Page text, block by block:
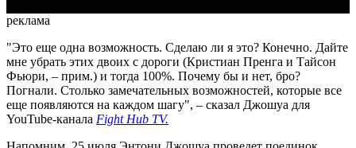
реклама
"Это еще одна возможность. Сделаю ли я это? Конечно. Дайте
мне убрать этих двоих с дороги (Кристиан Пренга и Тайсон
Фьюри, – прим.) и тогда 100%. Почему бы и нет, бро?
Погнали. Столько замечательных возможностей, которые все
еще появляются на каждом шагу", – сказал Джошуа для
YouTube-канала Fight Hub TV.